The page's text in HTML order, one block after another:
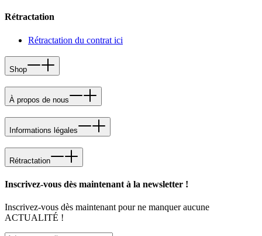
Rétractation
Rétractation du contrat ici
Shop
À propos de nous
Informations légales
Rétractation
Inscrivez-vous dès maintenant à la newsletter !
Inscrivez-vous dès maintenant pour ne manquer aucune
ACTUALITÉ !